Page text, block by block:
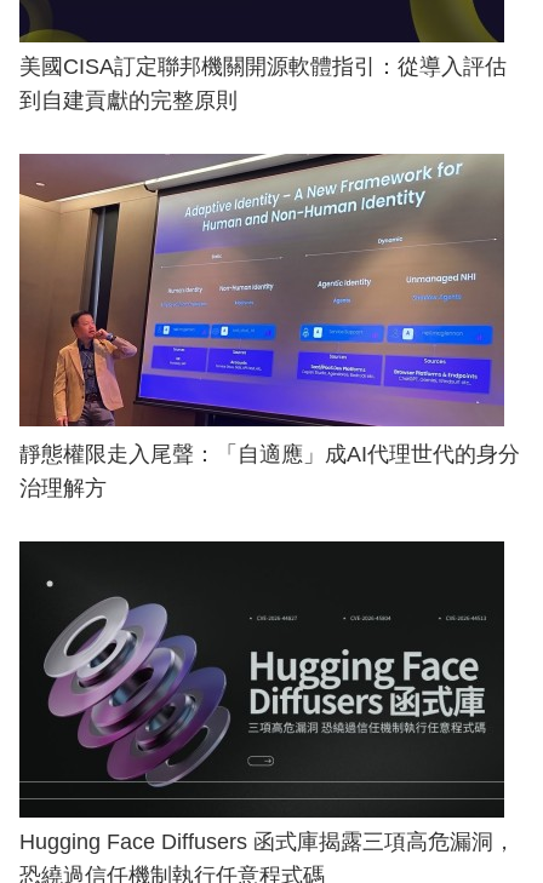
美國CISA訂定聯邦機關開源軟體指引：從導入評估
到自建貢獻的完整原則
靜態權限走入尾聲：「自適應」成AI代理世代的身分
治理解方
Hugging Face Diffusers 函式庫揭露三項高危漏洞，
恐繞過信任機制執行任意程式碼